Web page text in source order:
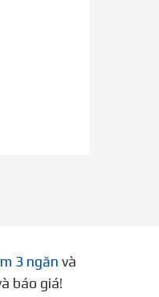
3 ngăn và
báo giá!